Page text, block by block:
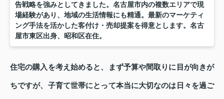
告戦略を強みとしてきました。名古屋市内の複数エリアで現
場経験があり、地域の生活情報にも精通。最新のマーケティ
ング手法を活かした客付け・売却提案を得意とします。名古
屋市東区出身、昭和区在住。
住宅の購入を考え始めると、まず予算や間取りに目が向きが
ちですが、子育て世帯にとって本当に大切なのは日々を過ご